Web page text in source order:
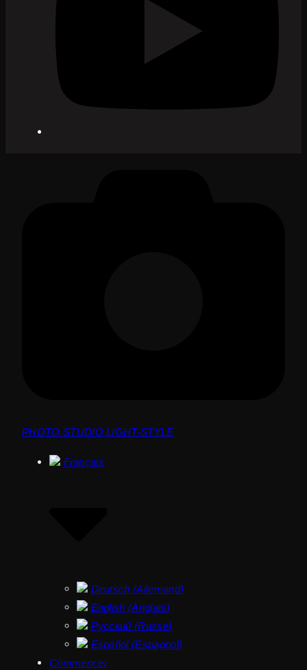
PHOTO STUDIO LIGHT-STYLE
Français
Deutsch (Allemand)
English (Anglais)
Русский (Russe)
Español(Espagnol)
Commencer